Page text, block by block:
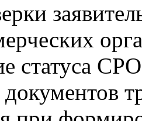
статуса